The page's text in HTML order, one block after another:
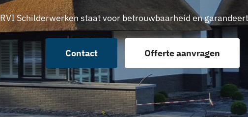
RVI Schilderwerken staat voor betrouwbaarheid en
Contact Offerte aanvragen